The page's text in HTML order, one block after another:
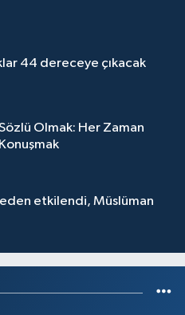
44 dereceye çıkacak
Olmak: Her Zaman
etkilendi, Müslüman